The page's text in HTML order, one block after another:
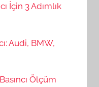
İçin 3 Adımlık
Audi, BMW,
Ölçüm